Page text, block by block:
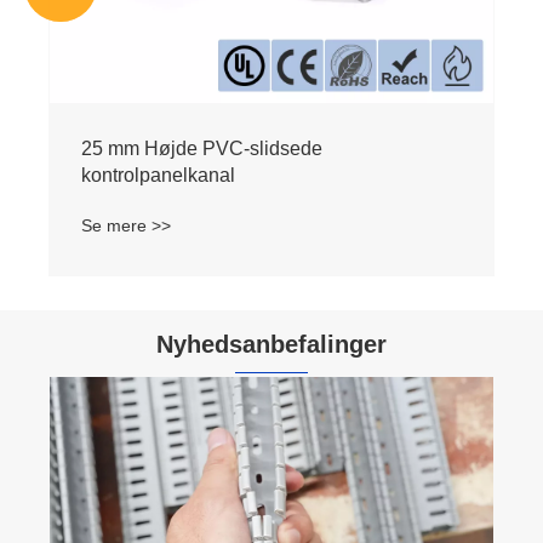
Nyhedsanbefalinger
Hvilke PVC-ledningskanaler med massiv
væg er vigtigst for sikker og ren kabelføring?
Se mere >>